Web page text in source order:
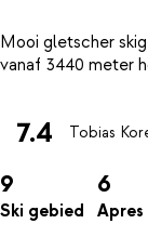
Mooi gletscher
7.4 Tobias
9
Ski gebied
6
Apres